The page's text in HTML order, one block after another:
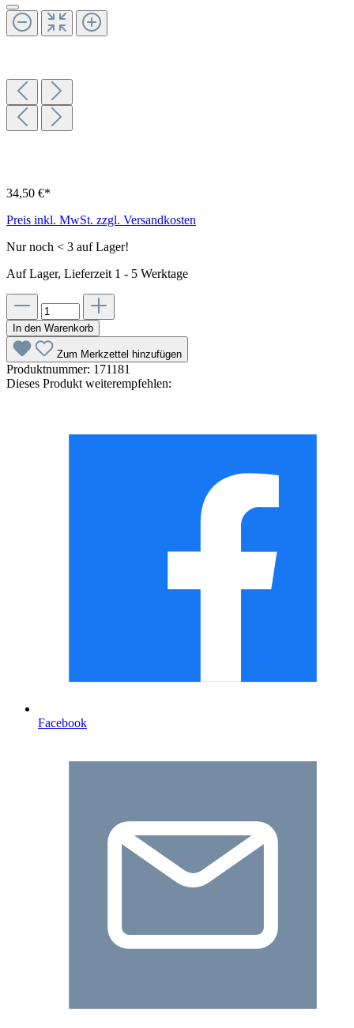
34,50 €*
Preis inkl. MwSt. zzgl. Versandkosten
Nur noch < 3 auf Lager!
Auf Lager, Lieferzeit 1 - 5 Werktage
In den Warenkorb
Zum Merkzettel hinzufügen
Produktnummer: 171181
Dieses Produkt weiterempfehlen:
Facebook